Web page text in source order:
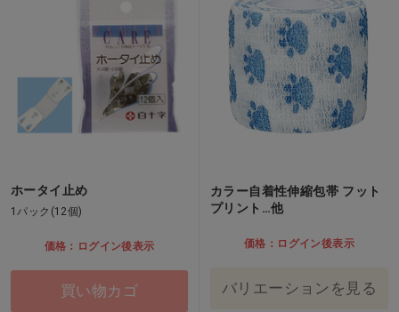
ホータイ止め
1パック(12個)
価格：ログイン後表示
買い物カゴ
カラー自着性伸縮包帯 フット
プリント…他
価格：ログイン後表示
バリエーションを見る